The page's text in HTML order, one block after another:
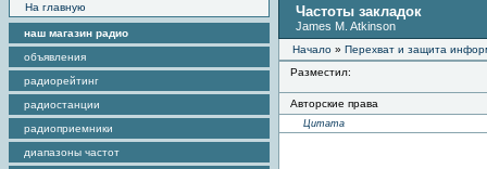
На главную
наш магазин радио
объявления
радиорейтинг
радиостанции
радиоприемники
диапазоны частот
Частоты закладок
James M. Atkinson
Начало » Перехват и защита
Разместил:
Авторские права
Цитата